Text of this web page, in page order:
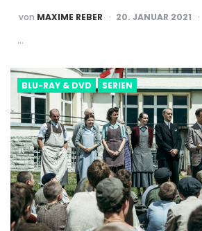
POSTED
BY
von MAXIME REBER 20. JANUAR 2021
…
BLU-RAY & DVD SERIEN